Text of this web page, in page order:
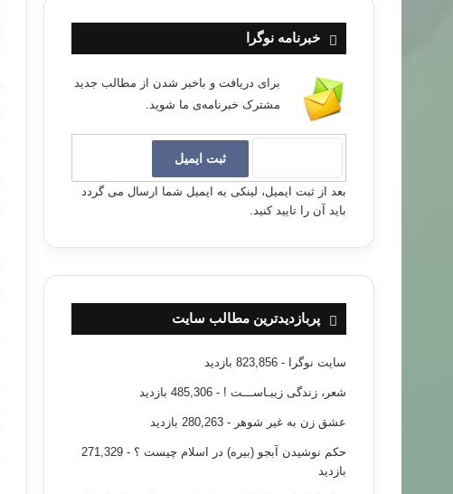
خبرنامه نوگرا
برای دریافت و باخبر شدن از مطالب جدید
مشترک خبرنامه‌ی ما شوید.
بعد از ثبت ایمیل، لینکی به ایمیل شما ارسال می گردد
باید آن را تایید کنید.
پربازدیدترین مطالب سایت
سایت نوگرا - 823,856 بازدید
شعر، زندگی زیبـاســـت ! - 485,306 بازدید
عشق زن به غیر شوهر - 280,263 بازدید
حکم نوشیدن آبجو (بیره) در اسلام چیست ؟
- 271,329
بازدید